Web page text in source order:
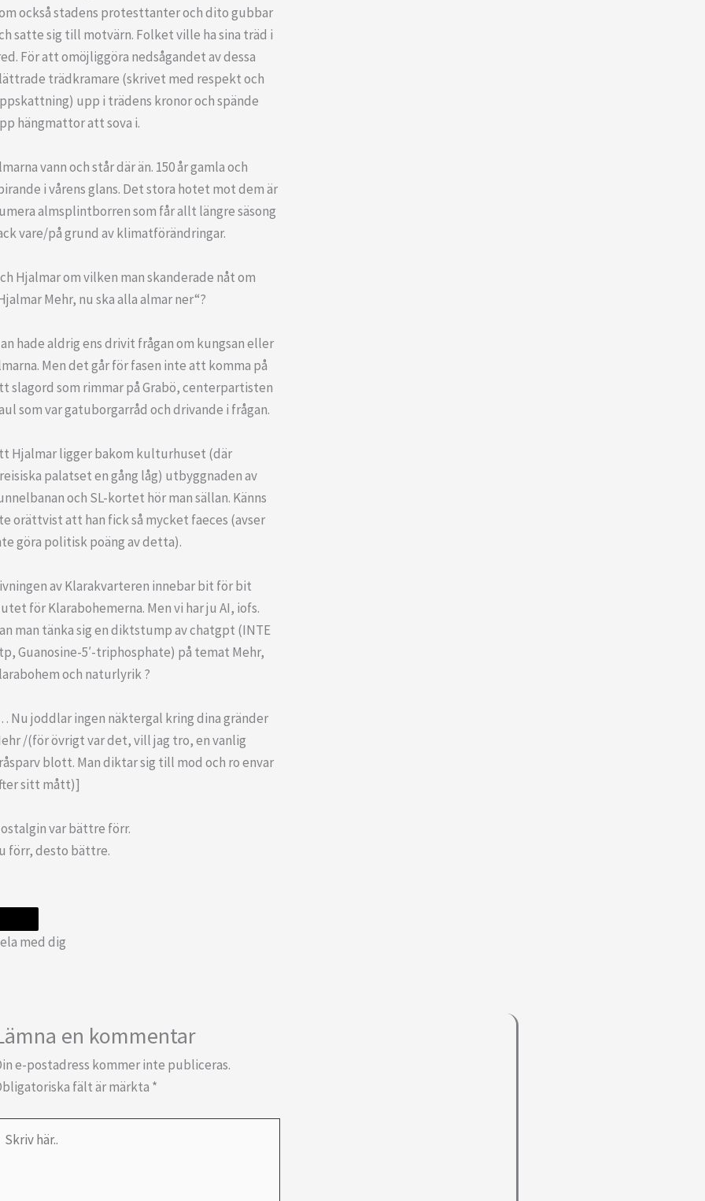
också stadens protesttanter och dito gubbar
satte sig till motvärn. Folket ville ha sina träd i
För att omöjliggöra nedsågandet av dessa
trädkramare (skrivet med respekt och
upp i trädens kronor och spände
hängmattor att sova i.
vann och står där än. 150 år gamla och
i vårens glans. Det stora hotet mot dem är
almsplintborren som får allt längre säsong
vare/på grund av klimatförändringar.
Hjalmar om vilken man skanderade nåt om
Mehr, nu ska alla almar ner“?
hade aldrig ens drivit frågan om kungsan eller
Men det går för fasen inte att komma på
slagord som rimmar på Grabö, centerpartisten
som var gatuborgarråd och drivande i frågan.
Hjalmar ligger bakom kulturhuset (där
palatset en gång låg) utbyggnaden av
och SL-kortet hör man sällan. Känns
orättvist att han fick så mycket faeces (avser
göra politisk poäng av detta).
av Klarakvarteren innebar bit för bit
för Klarabohemerna. Men vi har ju AI, iofs.
man tänka sig en diktstump av chatgpt (INTE
Guanosine-5′-triphosphate) på temat Mehr,
och naturlyrik ?
Nu joddlar ingen näktergal kring dina gränder
/(för övrigt var det, vill jag tro, en vanlig
blott. Man diktar sig till mod och ro envar
sitt mått)]
var bättre förr.
förr, desto bättre.
med dig
en kommentar
e-postadress kommer inte publiceras.
fält är märkta *
här..